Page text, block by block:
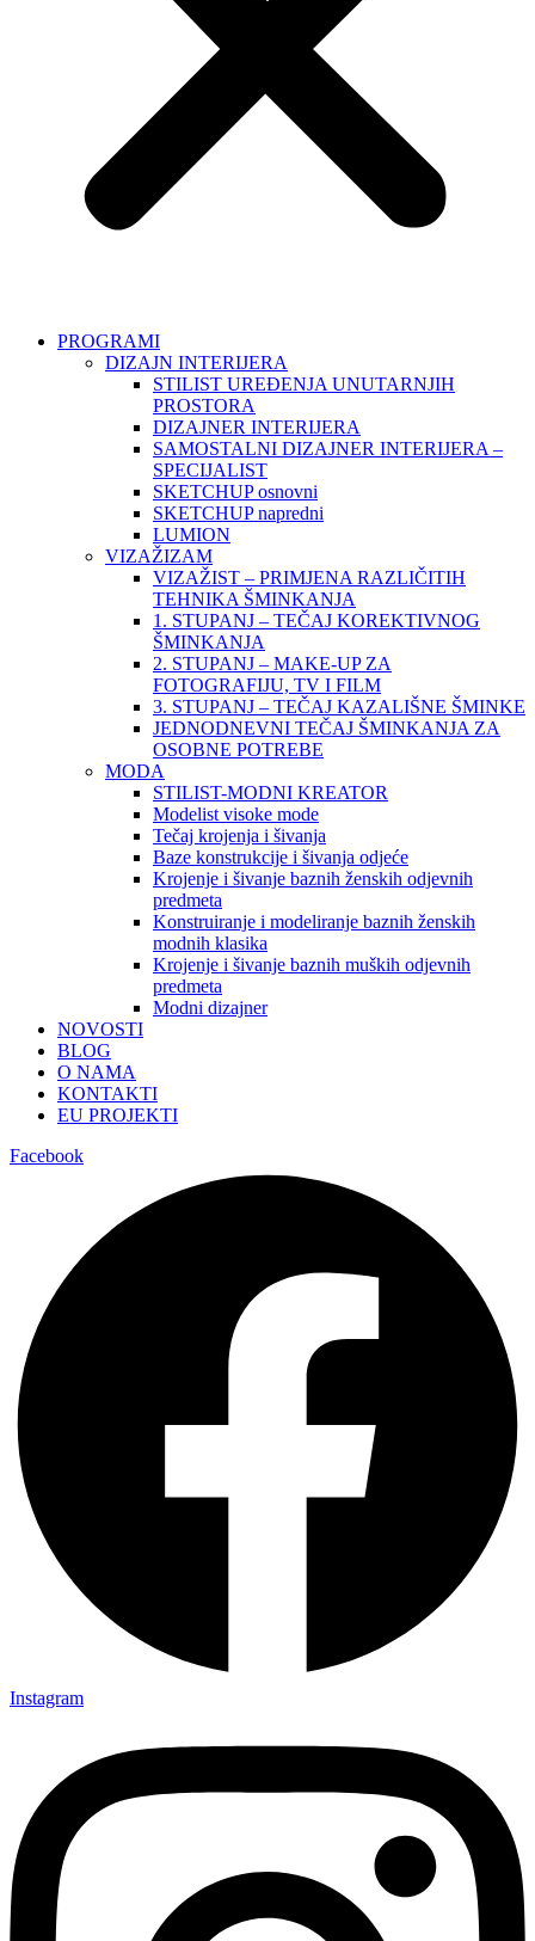
PROGRAMI
DIZAJN INTERIJERA
STILIST UREĐENJA UNUTARNJIH
PROSTORA
DIZAJNER INTERIJERA
SAMOSTALNI DIZAJNER INTERIJERA –
SPECIJALIST
SKETCHUP osnovni
SKETCHUP napredni
LUMION
VIZAŽIZAM
VIZAŽIST – PRIMJENA RAZLIČITIH
TEHNIKA ŠMINKANJA
1. STUPANJ – TEČAJ KOREKTIVNOG
ŠMINKANJA
2. STUPANJ – MAKE-UP ZA
FOTOGRAFIJU, TV I FILM
3. STUPANJ – TEČAJ KAZALIŠNE ŠMINKE
JEDNODNEVNI TEČAJ ŠMINKANJA ZA
OSOBNE POTREBE
MODA
STILIST-MODNI KREATOR
Modelist visoke mode
Tečaj krojenja i šivanja
Baze konstrukcije i šivanja odjeće
Krojenje i šivanje baznih ženskih odjevnih
predmeta
Konstruiranje i modeliranje baznih ženskih
modnih klasika
Krojenje i šivanje baznih muških odjevnih
predmeta
Modni dizajner
NOVOSTI
BLOG
O NAMA
KONTAKTI
EU PROJEKTI
Facebook
Instagram